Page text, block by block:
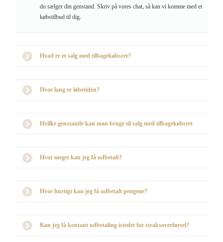
du sælger din genstand. Skriv på vores chat, så kan vi komme med et
købstilbud til dig.
Hvad er et salg med tilbagekøbsret?
Hvor lang er løbetiden?
Hvilke genstande kan man bruge til salg med tilbagekøbsret
Hvor meget kan jeg få udbetalt?
Hvor hurtigt kan jeg få udbetalt pengene?
Kan jeg få kontant udbetaling istedet for straksoverførsel?